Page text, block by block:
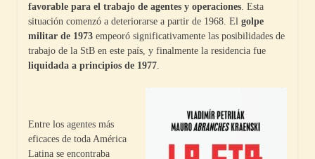
favorable para el trabajo de agentes y operaciones . Esta
situación comenzó a deteriorarse a partir de 1968. El golpe
militar de 1973 empeoró significativamente las posibilidades de
trabajo de la StB en este país, y finalmente la residencia fue
liquidada a principios de 1977
Entre los agentes más
eficaces de toda América
Latina se encontraba